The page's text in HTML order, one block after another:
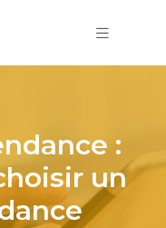
:
un